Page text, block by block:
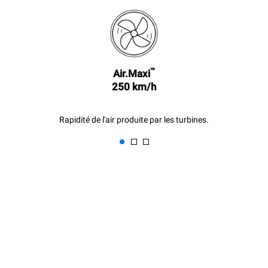
d'acheter de l'énergie
produite à partir de sources
renouvelables.
d'une utilisation quotidienne du
four (300 jours/an) :
8 demi-charges de
des nettoyages hebdomadaires
suivants (42 semaines/an) :
1 nettoyage rapide
Air.Maxi™
250 km/h
Rapidité de l'air produite par les turbines.